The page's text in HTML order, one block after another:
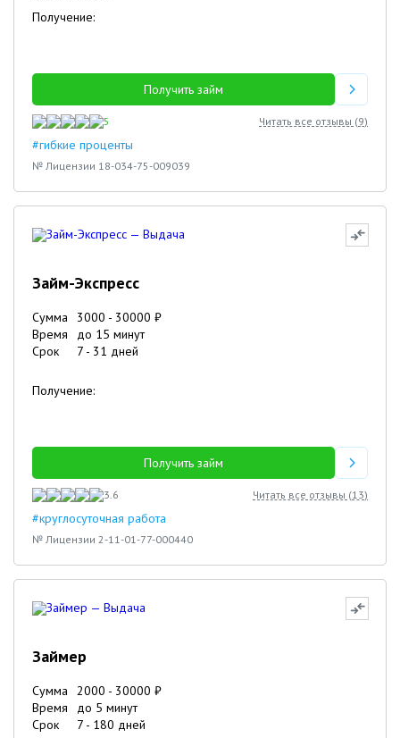
Получение:
Получить займ
5 Читать все отзывы (9)
#гибкие проценты
№ Лицензии 18-034-75-009039
Займ-Экспресс
Сумма 3000 - 30000 ₽
Время
до 15 минут
Срок
7 - 31 дней
Получение:
Получить займ
3.6 Читать все отзывы (13)
#круглосуточная работа
№ Лицензии 2-11-01-77-000440
Займер
Сумма 2000 - 30000 ₽
Время
до 5 минут
Срок
7 - 180 дней